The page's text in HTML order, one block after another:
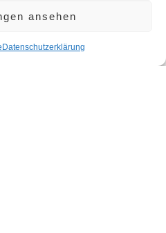
ansehen
Datenschutzerklärung
auf die Beratung von IT-
: Unterstützt Unternehmen bei der